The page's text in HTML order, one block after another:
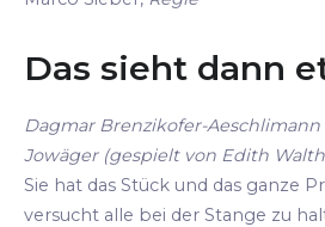
Das sieht dann
Dagmar Brenzikofer-Aeschlimann
Jowäger (gespielt von Edith
Sie hat das Stück und das ganze
versucht alle bei der Stange zu